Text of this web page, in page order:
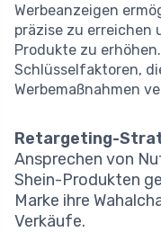
Werbeanzeigen
präzise zu erreichen
Produkte zu
Schlüsselfaktoren,
Werbemaßnahmen
Retargeting-
Ansprechen von
Shein-Produkten
Marke ihre
Verkäufe.